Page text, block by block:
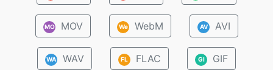
MO MOV We WebM AV AVI
WA WAV FL FLAC GI GIF